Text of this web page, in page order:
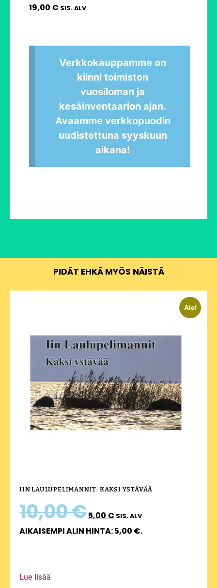
19,00 € SIS. ALV
Verkkokauppamme on
kiinni toimiston
vuosiloman ja
kesäinventaarion ajan.
Avaamme verkkopuodin
uudistettuna syyskuun
aikana!
PIDÄT EHKÄ MYÖS NÄISTÄ
Ale!
IIN LAULUPELIMANNIT: KAKSI YSTÄVÄÄ
10,00€5,00 € SIS. ALV
AIKAISEMPI ALIN HINTA:5,00 €.
Lue lisää